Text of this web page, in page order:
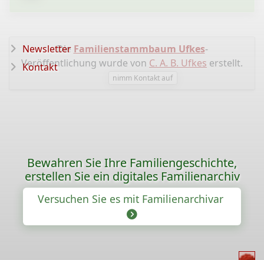
Die Familienstammbaum Ufkes-
Veröffentlichung wurde von C. A. B. Ufkes erstellt.
nimm Kontakt auf
Newsletter
Kontakt
Bewahren Sie Ihre Familiengeschichte,
erstellen Sie ein digitales Familienarchiv
Versuchen Sie es mit Familienarchivar